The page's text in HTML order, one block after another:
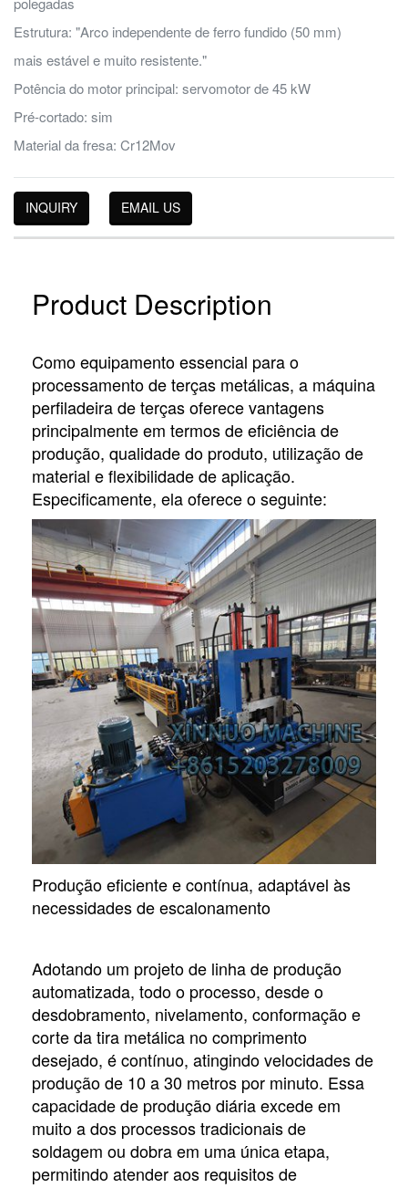
Estrutura: "Arco independente de ferro fundido (50 mm)
mais estável e muito resistente."
Potência do motor principal: servomotor de 45 kW
Pré-cortado: sim
Material da fresa: Cr12Mov
INQUIRY EMAIL US
Product Description
Como equipamento essencial para o
processamento de terças metálicas, a máquina
perfiladeira de terças oferece vantagens
principalmente em termos de eficiência de
produção, qualidade do produto, utilização de
material e flexibilidade de aplicação.
Especificamente, ela oferece o seguinte:
Produção eficiente e contínua, adaptável às
necessidades de escalonamento
Adotando um projeto de linha de produção
automatizada, todo o processo, desde o
desdobramento, nivelamento, conformação e
corte da tira metálica no comprimento
desejado, é contínuo, atingindo velocidades de
produção de 10 a 30 metros por minuto. Essa
capacidade de produção diária excede em
muito a dos processos tradicionais de
soldagem ou dobra em uma única etapa,
permitindo atender aos requisitos de